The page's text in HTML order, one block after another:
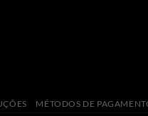
MÉTODOS DE